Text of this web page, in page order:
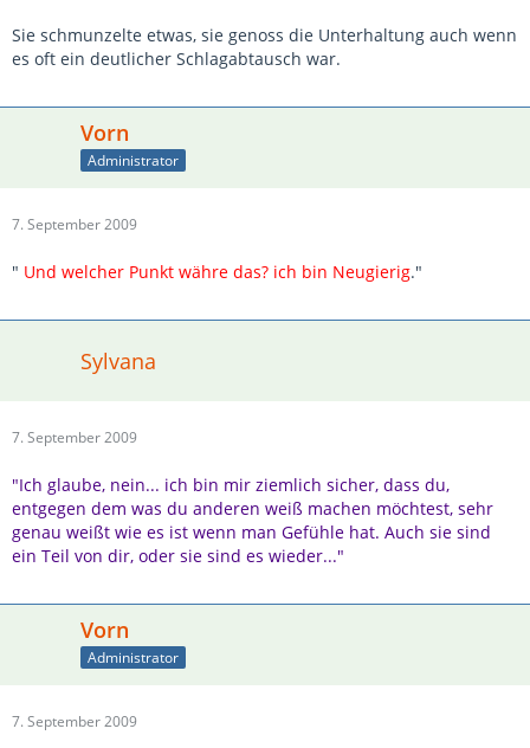
Sie schmunzelte etwas, sie genoss die Unterhaltung auch wenn
es oft ein deutlicher Schlagabtausch war.
Vorn
Administrator
7. September 2009
" Und welcher Punkt währe das? ich bin Neugierig."
Sylvana
7. September 2009
"Ich glaube, nein... ich bin mir ziemlich sicher, dass du,
entgegen dem was du anderen weiß machen möchtest, sehr
genau weißt wie es ist wenn man Gefühle hat. Auch sie sind
ein Teil von dir, oder sie sind es wieder..."
Vorn
Administrator
7. September 2009